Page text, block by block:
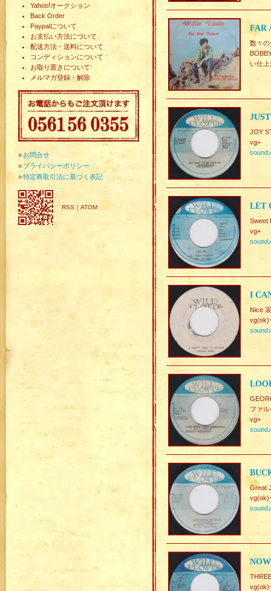
Yahoo!オークション
Back Order
Paypalについて
お支払い方法について
配送方法・送料について
コンディションについて
お取り置きについて
メルマガ登録・解除
» お問合せ
» プライバシーポリシー
»特定商取引法に基づく表記
RSS ｜ ATOM
FAR
数々の
い仕
JOY
vg+
sound♪
LET
Sweet
vg+
sound♪
I
Nice
sound♪
ファ
vg+
sound♪
Great
sound♪